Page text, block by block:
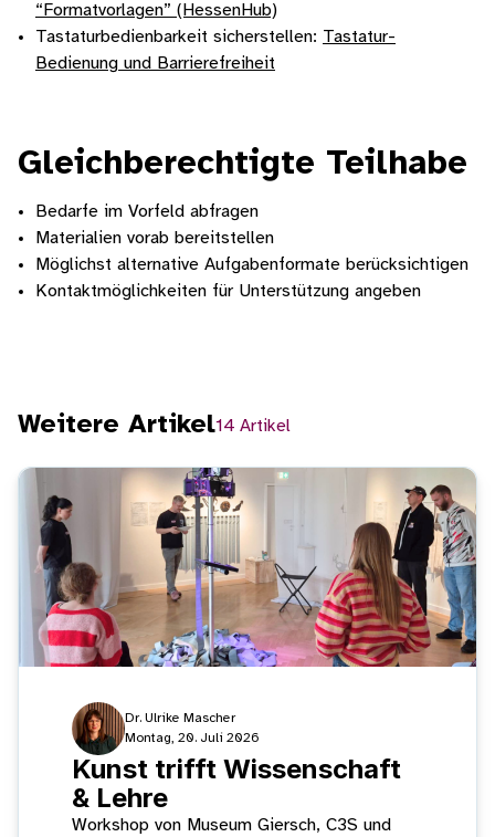
“Formatvorlagen” (HessenHub)
Tastaturbedienbarkeit sicherstellen: Tastatur-
Bedienung und Barrierefreiheit
Gleichberechtigte Teilhabe
Bedarfe im Vorfeld abfragen
Materialien vorab bereitstellen
Möglichst alternative Aufgabenformate berücksichtigen
Kontaktmöglichkeiten für Unterstützung angeben
Weitere Artikel14 Artikel
Dr. Ulrike Mascher
Montag, 20. Juli 2026
Kunst trifft Wissenschaft
& Lehre
Workshop von Museum Giersch, C3S und